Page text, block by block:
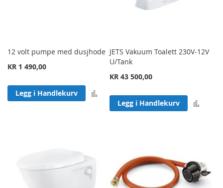
12 volt pumpe med dusjhode
KR 1 490,00
Legg i Handlekurv
JETS Vakuum Toalett 230V-12V
U/Tank
KR 43 500,00
Legg i Handlekurv